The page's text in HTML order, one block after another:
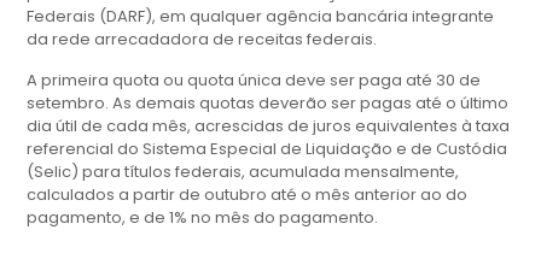
Federais (DARF), em qualquer agência bancária integrante
da rede arrecadadora de receitas federais.
A primeira quota ou quota única deve ser paga até 30 de
setembro. As demais quotas deverão ser pagas até o último
dia útil de cada mês, acrescidas de juros equivalentes à taxa
referencial do Sistema Especial de Liquidação e de Custódia
(Selic) para títulos federais, acumulada mensalmente,
calculados a partir de outubro até o mês anterior ao do
pagamento, e de 1% no mês do pagamento.